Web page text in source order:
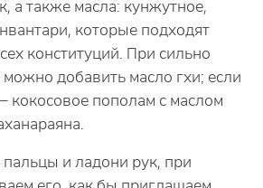
а также масла: кунжутное,
которые подходят
конституций. При сильно
добавить масло гхи; если
кокосовое пополам с маслом
и ладони рук, при